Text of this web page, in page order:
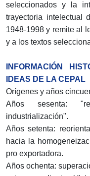
seleccionados y la
trayectoria intelectual
1948-1998 y remite al
y a los textos
INFORMACIÓN
IDEAS DE LA CEPAL
Orígenes y años
Años sesenta:
industrialización".
Años setenta:
hacia la
pro exportadora.
Años ochenta: